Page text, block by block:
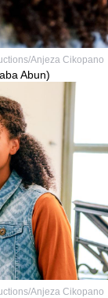
Anjeza Cikopano
Abun)
Anjeza Cikopano